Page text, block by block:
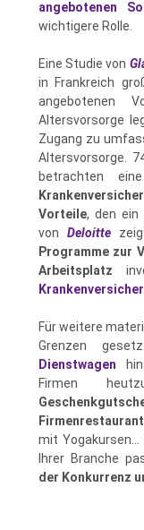
angebotenen
wichtigere Rolle.
Eine Studie von
in Frankreich
angebotenen
Altersvorsorge
Zugang zu
Altersvorsorge.
betrachten
Vorteile, den ein
von Deloitte
Programme zur
Arbeitsplatz
Für weitere
Grenzen
Dienstwagen
Firmen
Firmenrestaurant
mit
Ihrer Branche
der Konkurrenz